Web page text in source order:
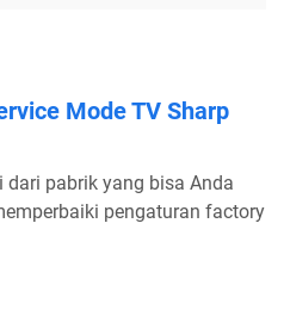
Mode TV Sharp
pabrik yang bisa Anda
pengaturan factory